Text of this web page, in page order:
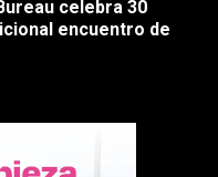
celebra 30
encuentro de